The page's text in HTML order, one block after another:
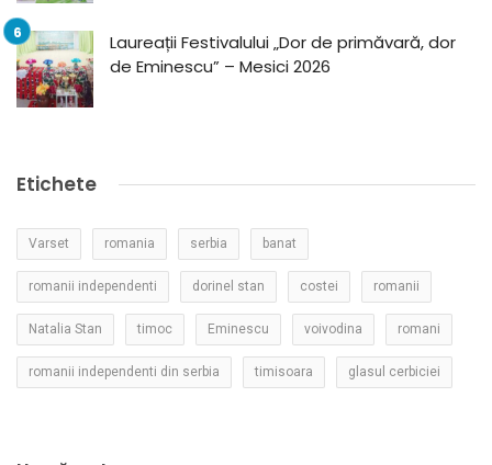
Laureații Festivalului „Dor de primăvară, dor
de Eminescu” – Mesici 2026
Etichete
Varset romania serbia banat
romanii independenti dorinel stan costei romanii
Natalia Stan timoc Eminescu voivodina romani
romanii independenti din serbia timisoara glasul cerbiciei